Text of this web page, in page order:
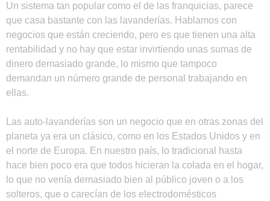
Un sistema tan popular como el de las franquicias, parece
que casa bastante con las lavanderías. Hablamos con
negocios que están creciendo, pero es que tienen una alta
rentabilidad y no hay que estar invirtiendo unas sumas de
dinero demasiado grande, lo mismo que tampoco
demandan un número grande de personal trabajando en
ellas.
Las auto-lavanderías son un negocio que en otras zonas del
planeta ya era un clásico, como en los Estados Unidos y en
el norte de Europa. En nuestro país, lo tradicional hasta
hace bien poco era que todos hicieran la colada en el hogar,
lo que no venía demasiado bien al público joven o a los
solteros, que o carecían de los electrodomésticos